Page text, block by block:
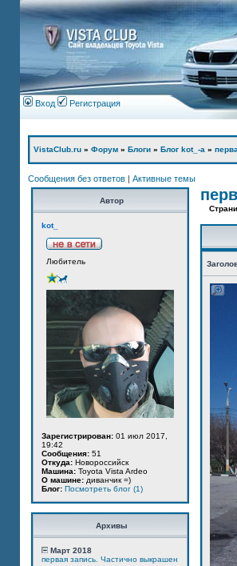
Вход Регистрация
VistaClub.ru » Форум » Блоги » Блог kot_-а »
Сообщения без ответов | Активные темы
Автор
kot_
Любитель
Зарегистрирован: 01 июл 2017,
19:42
Сообщения: 51
Откуда: Новороссийск
Машина: Toyota Vista Ardeo
О машине: диванчик =)
Блог: Посмотреть блог (1)
Архивы
Март 2018
первая запись. Частично выкрашен